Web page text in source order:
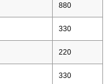
880
330
220
330